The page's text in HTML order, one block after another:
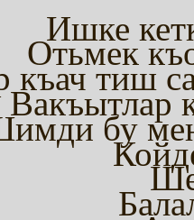
Ишке
Отьмек
къач тиш
Вакъытлар
бу